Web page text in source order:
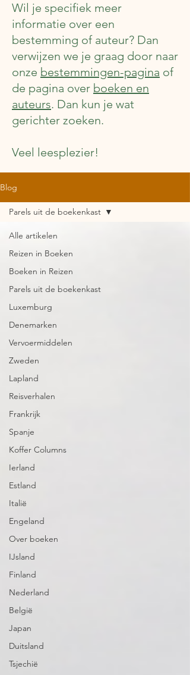
Wil je specifiek meer
informatie over een
bestemming of auteur? Dan
verwijzen we je graag door naar
onze bestemmingen-pagina of
de pagina over boeken en
auteurs. Dan kun je wat
gerichter zoeken.
Veel leesplezier!
Blog
Alle artikelen
Reizen in Boeken
Boeken in Reizen
Parels uit de boekenkast
Luxemburg
Denemarken
Vervoermiddelen
Zweden
Lapland
Reisverhalen
Frankrijk
Spanje
Koffer Columns
Ierland
Estland
Italië
Engeland
Over boeken
IJsland
Finland
Nederland
België
Japan
Duitsland
Tsjechië
Parels uit de boekenkast